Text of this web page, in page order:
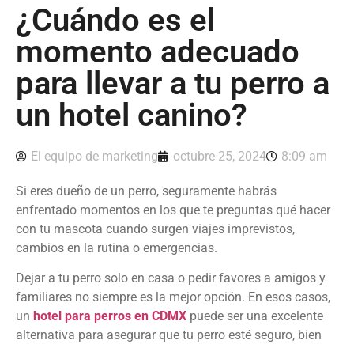
¿Cuándo es el
momento adecuado
para llevar a tu perro a
un hotel canino?
El equipo de marketing octubre 25, 2024 8:09 am
Si eres dueño de un perro, seguramente habrás
enfrentado momentos en los que te preguntas qué hacer
con tu mascota cuando surgen viajes imprevistos,
cambios en la rutina o emergencias.
Dejar a tu perro solo en casa o pedir favores a amigos y
familiares no siempre es la mejor opción. En esos casos,
un hotel para perros en CDMX puede ser una excelente
alternativa para asegurar que tu perro esté seguro, bien